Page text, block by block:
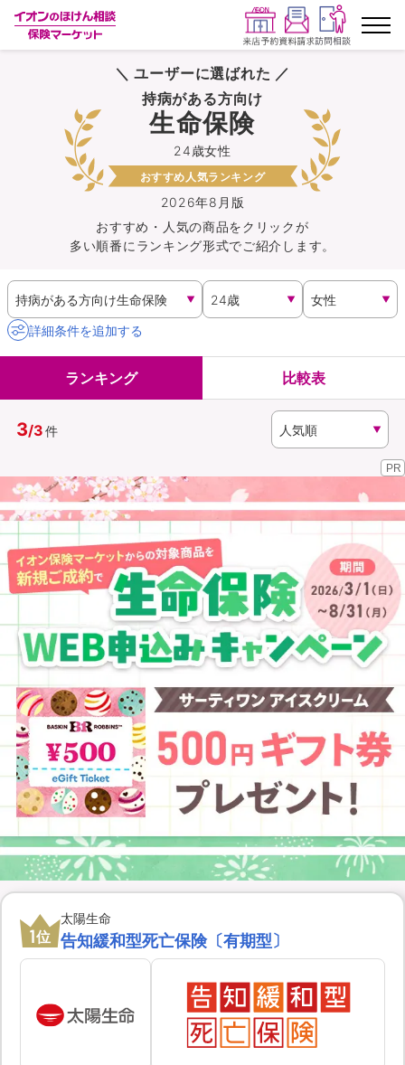
ランキングから探す
保険を比較する
保険会社から探す
イオンカード会員さま専用保険
キャンペーン一覧
コラム
イオングループ従業員さま向け
（無料） （無料）
イオンカード会員さま専用保険
＼ ユーザーに選ばれた ／
2026年8月版
24歳女性
持病がある方向け
生命保険
おすすめ人気ランキング
おすすめ・人気の商品をクリックが
多い順番にランキング形式でご紹介します。
詳細条件を追加する
ランキング 比較表
3/3件
PR
1位
太陽生命
告知緩和型死亡保険〔有期型〕